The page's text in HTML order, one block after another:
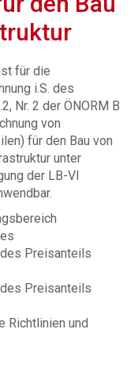
für die
i.S. des
Nr. 2 der ÖNORM B
von
für den Bau von
unter
der LB-VI
Preisanteils
Preisanteils
Richtlinien und